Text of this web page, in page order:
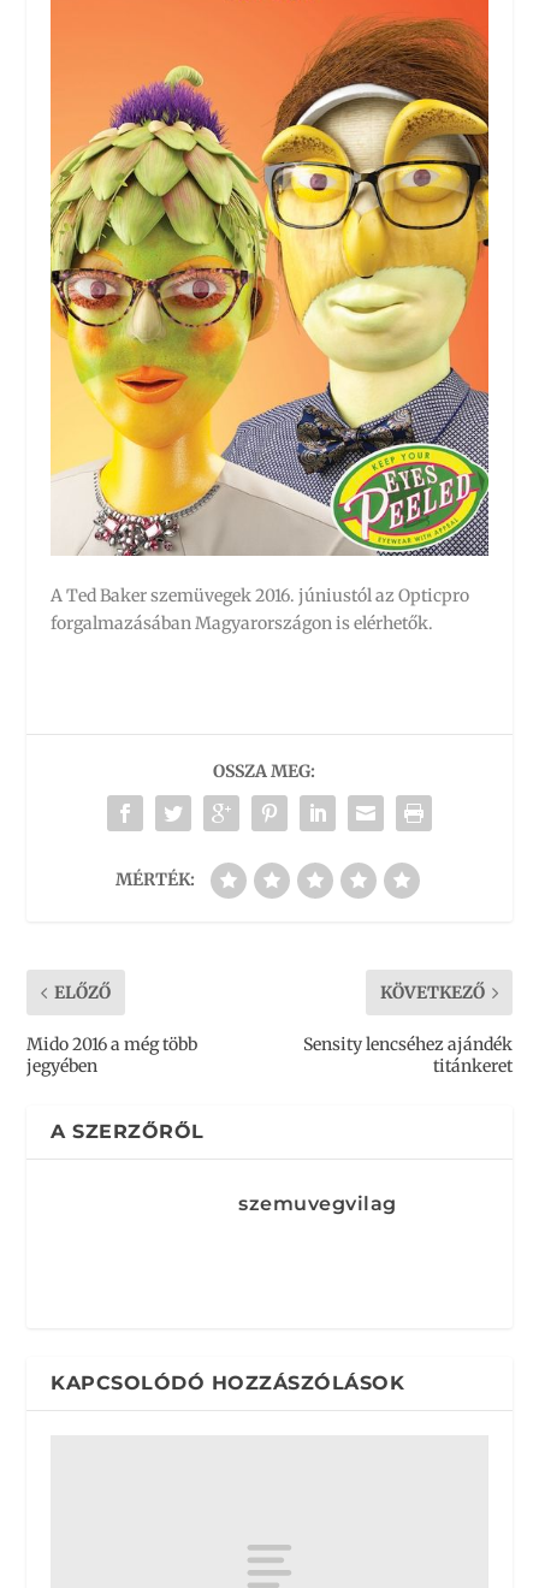
A Ted Baker szemüvegek 2016. júniustól az Opticpro
forgalmazásában Magyarországon is elérhetők.
OSSZA MEG:
MÉRTÉK:
ELŐZŐ
Mido 2016 a még több
jegyében
KÖVETKEZŐ
Sensity lencséhez ajándék
titánkeret
A SZERZŐRŐL
szemuvegvilag
KAPCSOLÓDÓ HOZZÁSZÓLÁSOK